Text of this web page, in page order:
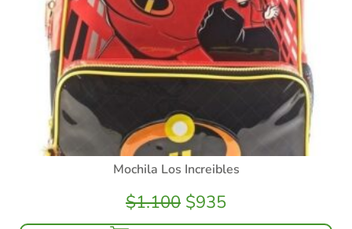
Mochila Los Increibles
$1.100 $935